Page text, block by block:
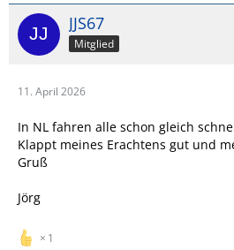
JJS67
Mitglied
11. April 2026
In NL fahren alle schon gleich
Klappt meines Erachtens gut und
Gruß
Jörg
1